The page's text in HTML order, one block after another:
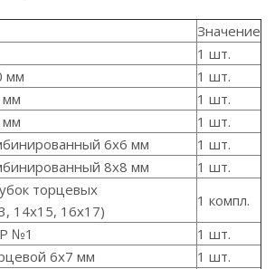
Значение
1 шт.
мм
1 шт.
мм
1 шт.
мм
1 шт.
6х6 мм
1 шт.
8х8 мм
1 шт.
торцевых
14х15, 16х17)
1 компл.
№1
1 шт.
6х7 мм
1 шт.